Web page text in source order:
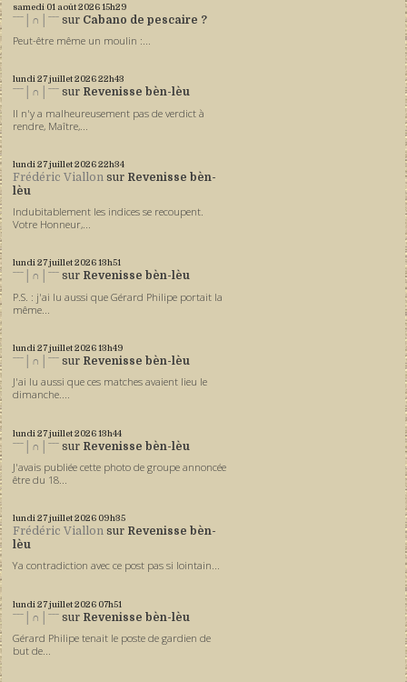
samedi 01 août 202615h29
ˉˉˉ│∩│ˉˉˉ sur Cabano de pescaire ?
Peut-être même un moulin :...
lundi 27juillet 202622h43
ˉˉˉ│∩│ˉˉˉ sur Revenisse bèn-lèu
Il n'y a malheureusement pas de verdict à
rendre, Maître,...
lundi 27juillet 202622h34
Frédéric Viallon sur Revenisse bèn-
lèu
Indubitablement les indices se recoupent.
Votre Honneur,...
lundi 27juillet 202613h51
ˉˉˉ│∩│ˉˉˉ sur Revenisse bèn-lèu
P.S. : j'ai lu aussi que Gérard Philipe portait la
même...
lundi 27juillet 202613h49
ˉˉˉ│∩│ˉˉˉ sur Revenisse bèn-lèu
J'ai lu aussi que ces matches avaient lieu le
dimanche....
lundi 27juillet 202613h44
ˉˉˉ│∩│ˉˉˉ sur Revenisse bèn-lèu
J'avais publiée cette photo de groupe annoncée
être du 18...
lundi 27juillet 2026 09h35
Frédéric Viallon sur Revenisse bèn-
lèu
Ya contradiction avec ce post pas si lointain...
lundi 27juillet 2026 07h51
ˉˉˉ│∩│ˉˉˉ sur Revenisse bèn-lèu
Gérard Philipe tenait le poste de gardien de
but de...